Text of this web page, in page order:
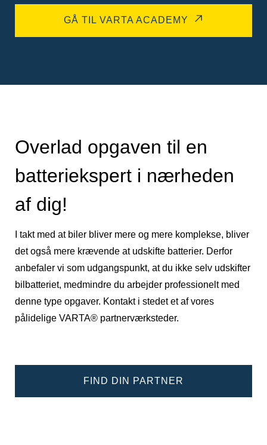
GÅ TIL VARTA ACADEMY
Overlad opgaven til en
batteriekspert i nærheden
af dig!
I takt med at biler bliver mere og mere komplekse, bliver
det også mere krævende at udskifte batterier. Derfor
anbefaler vi som udgangspunkt, at du ikke selv udskifter
bilbatteriet, medmindre du arbejder professionelt med
denne type opgaver. Kontakt i stedet et af vores
pålidelige VARTA® partnerværksteder.
FIND DIN PARTNER